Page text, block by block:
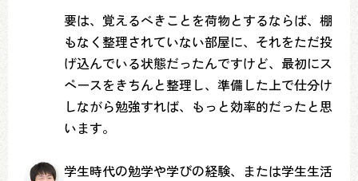
要は、覚えるべきことを荷物とするならば、棚
もなく整理されていない部屋に、それをただ投
げ込んでいる状態だったんですけど、最初にス
ペースをきちんと整理し、準備した上で仕分け
しながら勉強すれば、もっと効率的だったと思
います。
学生時代の勉学や学びの経験、または学生生活